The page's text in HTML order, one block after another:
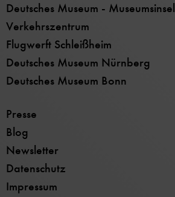
Deutsches Museum - Museumsinsel
Verkehrszentrum
Flugwerft Schleißheim
Deutsches Museum Nürnberg
Deutsches Museum Bonn
Presse
Blog
Newsletter
Datenschutz
Impressum